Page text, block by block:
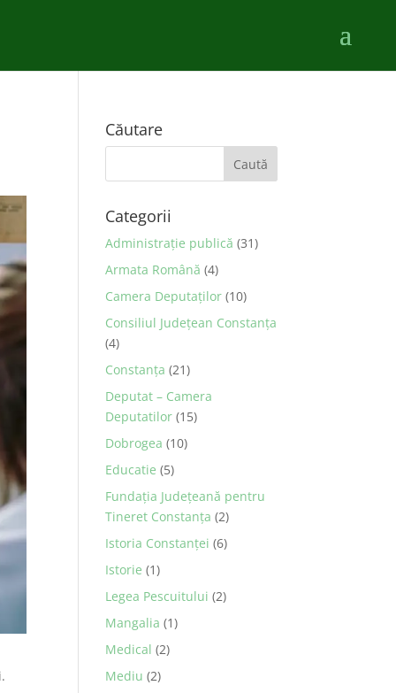
Căutare
Categorii
Administraţie publică (31)
Armata Română (4)
Camera Deputaţilor (10)
Consiliul Județean Constanța
(4)
Constanța (21)
Deputat – Camera
Deputatilor (15)
Dobrogea (10)
Educatie (5)
Fundația Județeană pentru
Tineret Constanța (2)
Istoria Constanței (6)
Istorie (1)
Legea Pescuitului (2)
Mangalia (1)
Medical (2)
Mediu (2)